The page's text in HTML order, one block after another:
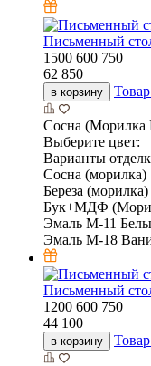
Письменный
1500 600 750
62 850
в корзину
Сосна
Выберите цвет:
Варианты
Сосна (морилка)
Береза (морилка)
Бук+МДФ
Эмаль М-11
Эмаль М-18
Письменный
1200 600 750
44 100
в корзину